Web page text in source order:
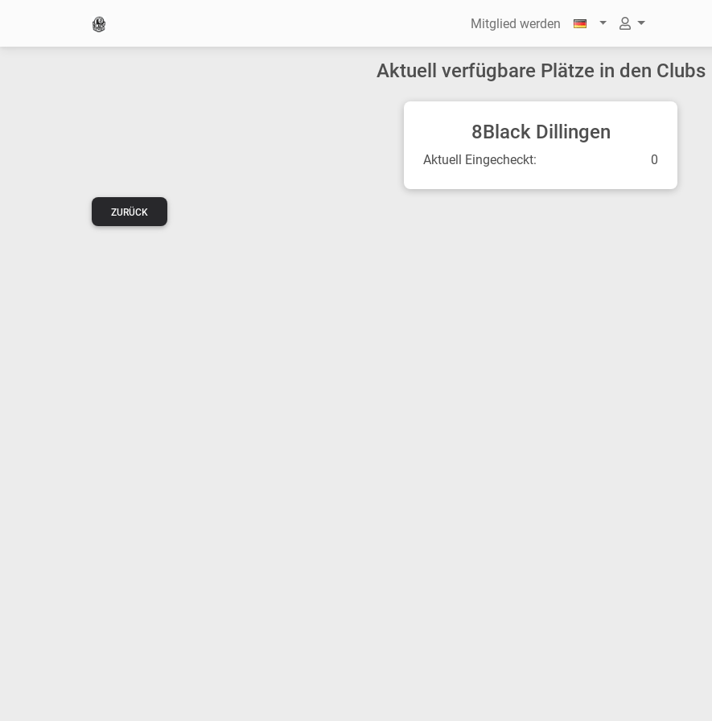
Mitglied werden
Aktuell verfügbare Plätze in den Clubs
8Black Dillingen
Aktuell Eingecheckt: 0
ZURÜCK